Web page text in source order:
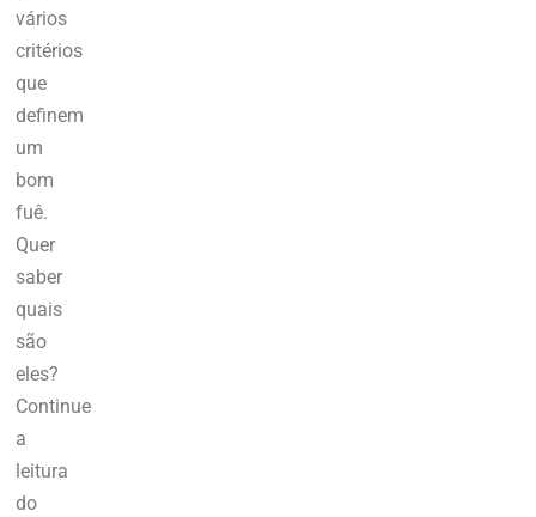
vários
critérios
que
definem
um
bom
fuê.
Quer
saber
quais
são
eles?
Continue
a
leitura
do